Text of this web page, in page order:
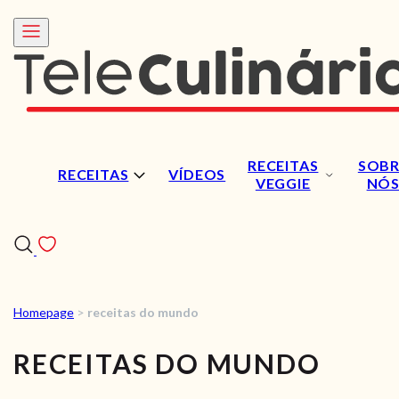
RECEITAS VÍDEOS
RECEITAS
VEGGIE
NÓS
RECEITAS
VÍDEOS
Homepage > receitas do mundo
RECEITAS DO MUNDO